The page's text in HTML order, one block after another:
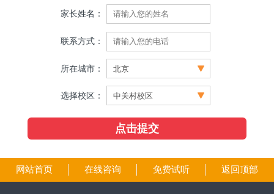
家长姓名：
联系方式：
所在城市：
选择校区：
网站首页 在线咨询 免费试听 返回顶部